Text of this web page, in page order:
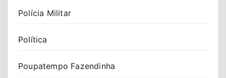
Polícia Militar
Política
Poupatempo Fazendinha